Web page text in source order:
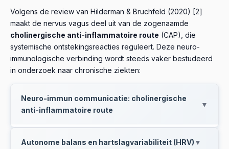
Volgens de review van Hilderman & Bruchfeld (2020) [2]
maakt de nervus vagus deel uit van de zogenaamde
cholinergische anti-inflammatoire route (CAP), die
systemische ontstekingsreacties reguleert. Deze neuro-
immunologische verbinding wordt steeds vaker bestudeerd
in onderzoek naar chronische ziekten:
Neuro-immun communicatie: cholinergische
anti-inflammatoire route
▼
binnen) en efferente (naar buiten) vezels continue
Autonome balans en hartslagvariabiliteit (HRV) ▼